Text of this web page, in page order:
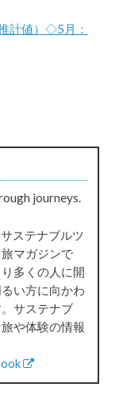
計値）◇5月：
journeys.
ステナブルツ
マガジンで
多くの人に開
い方に向かわ
サステナブ
や体験の情報